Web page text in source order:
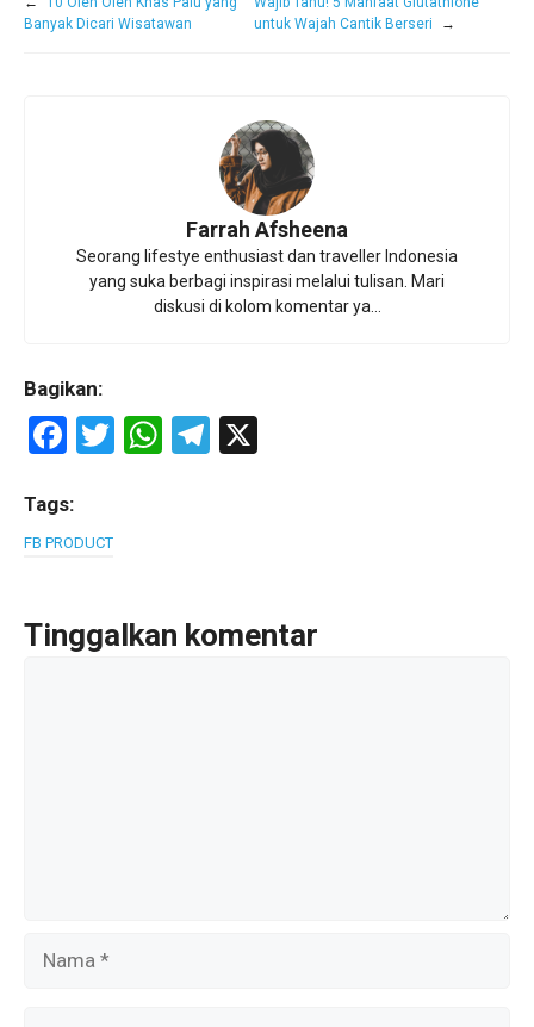
Banyak Dicari Wisatawan
untuk Wajah Cantik Berseri
→
Farrah Afsheena
Seorang lifestye enthusiast dan traveller Indonesia
yang suka berbagi inspirasi melalui tulisan. Mari
diskusi di kolom komentar ya...
Bagikan:
F
ce
b
o
k
T
W
p
T
m
Tags:
FB PRODUCT
Tinggalkan komentar